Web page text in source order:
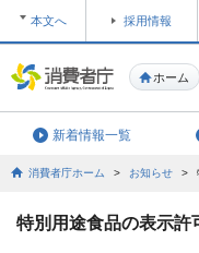
ホーム
本文へ 採用情報
新着情報一覧
消費者庁ホーム > お知らせ >
特別用途食品の表示許